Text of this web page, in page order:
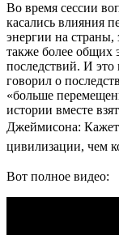
Во время сессии
касались влияния
энергии на страны,
также более общих
последствий. И это
говорил о
«больше
истории вместе
Джеймисона:
цивилизации, чем
Вот полное видео: